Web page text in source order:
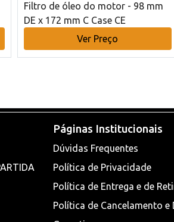
Filtro de óleo do motor - 98 mm
DE x 172 mm C Case CE
Ver Preço
Páginas Institucionais
Dúvidas Frequentes
Política de Privacidade
Política de Entrega e de
Política de Cancelamento e